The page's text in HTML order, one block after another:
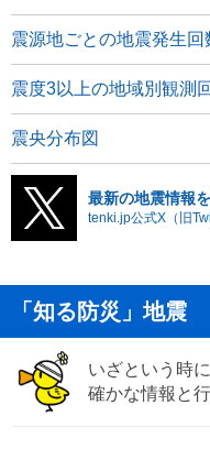
震源地ごとの地震発生回
震度3以上の地域別観測
震央分布図
最新の地震情報
tenki.jp公式X（旧
「知る防災」地震
いざという時
確かな情報と